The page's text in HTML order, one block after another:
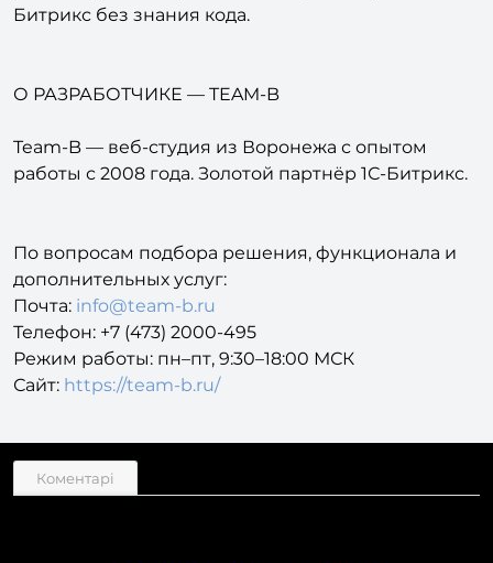
работы с 2008 года. Золотой партнёр 1С-Битрикс.
дополнительных услуг:
info@team-b.ru
Телефон: +7 (473) 2000-495
Режим работы: пн–пт, 9:30–18:00 МСК
Сайт: https://team-b.ru/
Коментарі